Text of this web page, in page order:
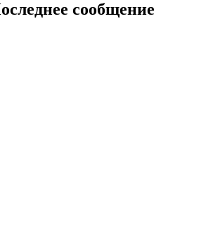
сообщение